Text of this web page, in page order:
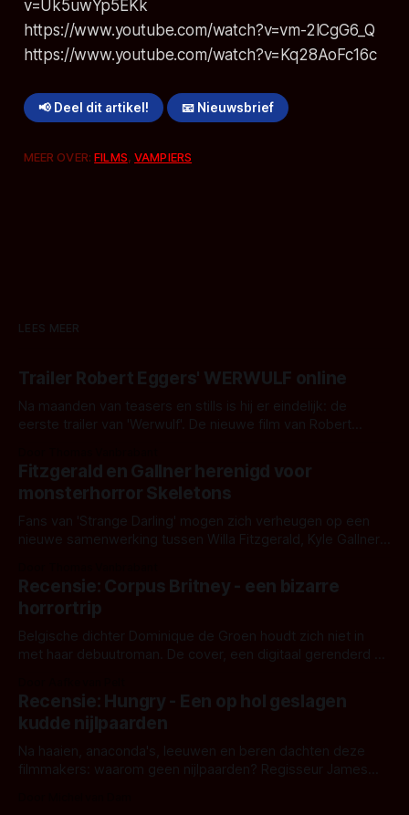
v=Uk5uwYp5EKk
https://www.youtube.com/watch?v=vm-2lCgG6_Q
https://www.youtube.com/watch?v=Kq28AoFc16c
📢 Deel dit artikel! 📧 Nieuwsbrief
MEER OVER:FILMS,VAMPIERS
LEES MEER
Trailer Robert Eggers' WERWULF online
Na maanden van teasers en stills is hij er eindelijk: de
eerste trailer van 'Werwulf'. De nieuwe film van Robert
kille stijl vol folklore en mythe. Het topic deze keer is (kon
het het al raden?)... de weerwolf. Kijk je mee?
Fitzgerald en Gallner herenigd voor
monsterhorror Skeletons
Fans van 'Strange Darling' mogen zich verheugen op een
nieuwe samenwerking tussen Willa Fitzgerald, Kyle Gallner
'Skeletons', een nieuwe creature feature waarvoor de
opnames zijn gestart in Australië.
Recensie: Corpus Britney - een bizarre
horrortrip
Belgische dichter Dominique de Groen houdt zich niet in
met haar debuutroman. De cover, een digitaal gerenderd en
achtergrond, belooft iets kleurrijks maar onheilspellends,
iets ongrijpbaars. En dat maakt De Groen met ieder woord
waar.
Recensie: Hungry - Een op hol geslagen
kudde nijlpaarden
Na haaien, anaconda's, leeuwen en beren dachten deze
filmmakers: waarom geen nijlpaarden? Regisseur James